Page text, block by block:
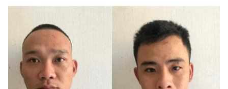
Theo dõi báo trên